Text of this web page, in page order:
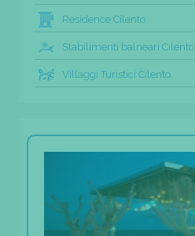
Residence Cilento
Stabilimenti balneari Cilento
Villaggi Turistici Cilento